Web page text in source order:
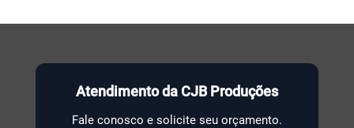
Atendimento da CJB Produções
Fale conosco e solicite seu orçamento.